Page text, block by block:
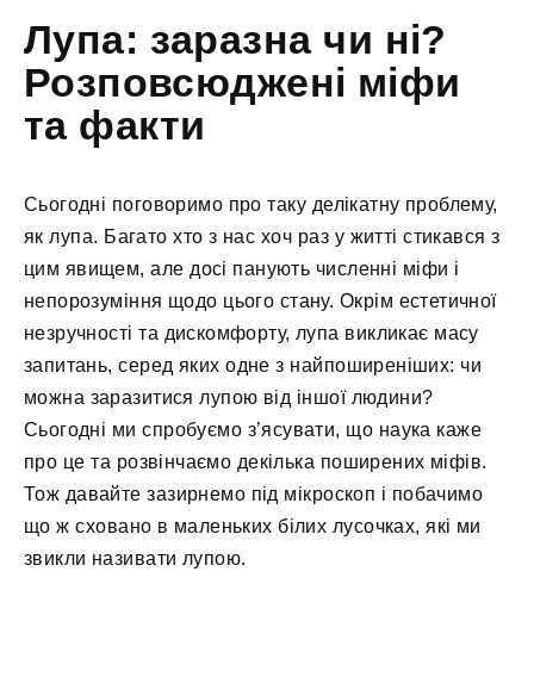
Лупа: заразна чи ні?
Розповсюджені міфи
та факти
Сьогодні поговоримо про таку делікатну проблему,
як лупа. Багато хто з нас хоч раз у житті стикався з
цим явищем, але досі панують численні міфи і
непорозуміння щодо цього стану. Окрім естетичної
незручності та дискомфорту, лупа викликає масу
запитань, серед яких одне з найпоширеніших: чи
можна заразитися лупою від іншої людини?
Сьогодні ми спробуємо з’ясувати, що наука каже
про це та розвінчаємо декілька поширених міфів.
Тож давайте зазирнемо під мікроскоп і побачимо
що ж сховано в маленьких білих лусочках, які ми
звикли називати лупою.